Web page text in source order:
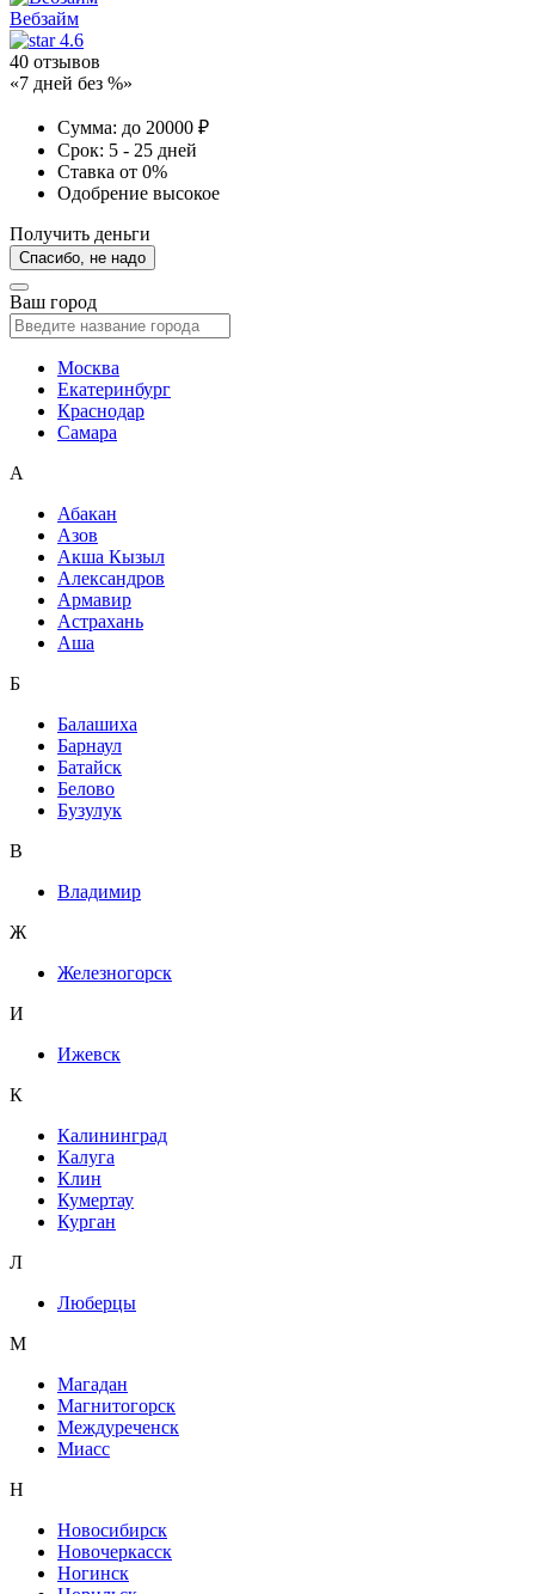
Вебзайм
4.6
40 отзывов
«7 дней без %»
Сумма: до 20000 ₽
Срок: 5 - 25 дней
Ставка от 0%
Одобрение высокое
Получить деньги
Спасибо, не надо
Ваш город
Москва
Екатеринбург
Краснодар
Самара
А
Абакан
Азов
Акша Кызыл
Александров
Армавир
Астрахань
Аша
Б
Балашиха
Барнаул
Батайск
Белово
Бузулук
В
Владимир
Ж
Железногорск
И
Ижевск
К
Калининград
Калуга
Клин
Кумертау
Курган
Л
Люберцы
М
Магадан
Магнитогорск
Междуреченск
Миасс
Н
Новосибирск
Новочеркасск
Ногинск